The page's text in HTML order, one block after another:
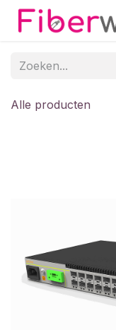
Overslaan naar inhoud
Alle producten